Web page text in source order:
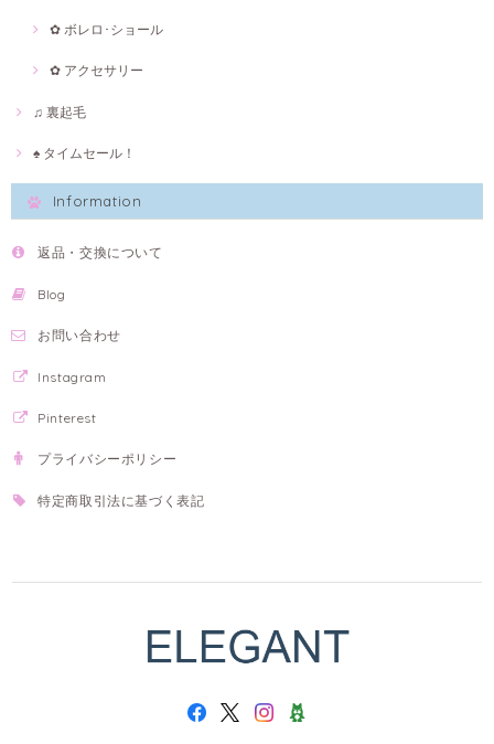
✿ ボレロ･ショール
✿ アクセサリー
♫ 裏起毛
♠ タイムセール！
Information
返品・交換について
Blog
お問い合わせ
Instagram
Pinterest
プライバシーポリシー
特定商取引法に基づく表記